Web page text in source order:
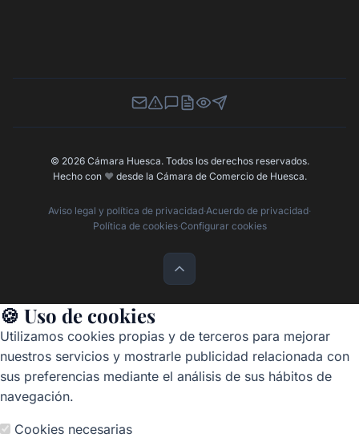
Newsletter
Canal de Denuncias
Buzón de Sugerencias
Perfil Contratante
Ley de Transparencia
Contacta con nosotros
© 2026 Cámara Huesca. Todos los derechos reservados.
Hecho con ❤️ desde la Cámara de Comercio de Huesca.
Aviso legal y política de privacidad·Acuerdo de privacidad·
Política de cookies·Configurar cookies
🍪 Uso de cookies
Utilizamos cookies propias y de terceros para mejorar
nuestros servicios y mostrarle publicidad relacionada con
sus preferencias mediante el análisis de sus hábitos de
navegación.
Cookies necesarias